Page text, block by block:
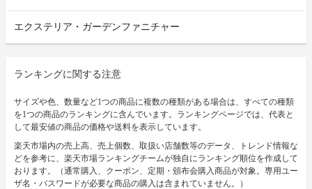
エクステリア・ガーデンファニチャー
ランキングに関する注意
サイズや色、数量など1つの商品に複数の種類がある場合は、すべての種類
を1つの商品のランキングに含んでいます。ランキングページでは、代表と
して最安値の商品の価格や送料を表示しています。
楽天市場内の売上高、売上個数、取扱い店舗数等のデータ、トレンド情報な
どを参考に、楽天市場ランキングチームが独自にランキング順位を作成して
おります。（通常購入、クーポン、定期・頒布会購入商品が対象。専用ユー
ザ名・パスワードが必要な商品の購入は含まれていません。）